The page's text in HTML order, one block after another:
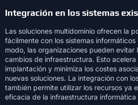
Integración en los sistemas
Las soluciones multidominio ofrecen la
fácilmente con los sistemas
modo, las organizaciones pueden
cambios de infraestructura. Esto
implantación y minimiza los costes
nuevas soluciones. La integración con
también permite utilizar los recursos ya
eficacia de la infraestructura informática